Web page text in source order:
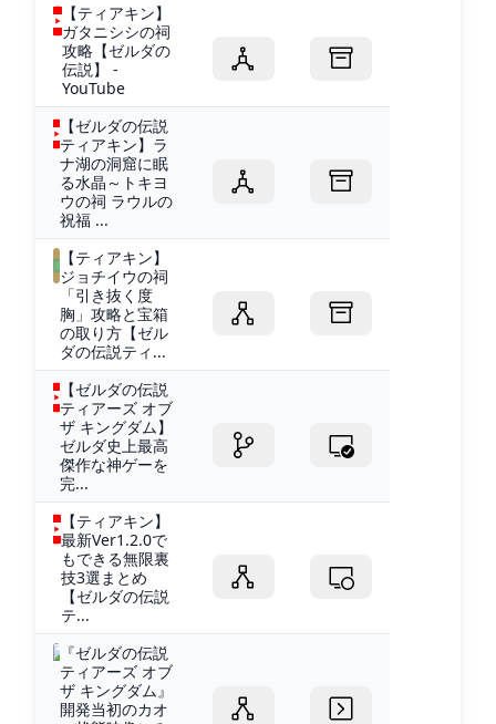
【ティアキン】
ガタニシシの祠
攻略【ゼルダの
伝説】 -
YouTube
【ゼルダの伝説
ティアキン】ラ
ナ湖の洞窟に眠
る水晶～トキヨ
ウの祠 ラウルの
祝福 ...
【ティアキン】
ジョチイウの祠
「引き抜く度
胸」攻略と宝箱
の取り方【ゼル
ダの伝説ティ...
【ゼルダの伝説
ティアーズ オブ
ザ キングダム】
ゼルダ史上最高
傑作な神ゲーを
完...
【ティアキン】
最新Ver1.2.0で
もできる無限裏
技3選まとめ
【ゼルダの伝説
テ...
『ゼルダの伝説
ティアーズ オブ
ザ キングダム』
開発当初のカオ